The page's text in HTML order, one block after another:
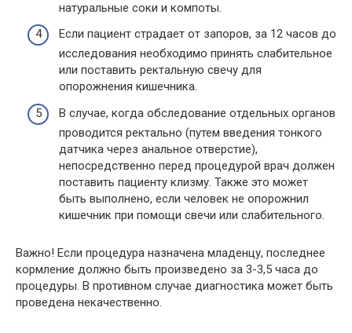
натуральные соки и компоты.
Если пациент страдает от запоров, за 12 часов до
исследования необходимо принять слабительное
или поставить ректальную свечу для
опорожнения кишечника.
В случае, когда обследование отдельных органов
проводится ректально (путем введения тонкого
датчика через анальное отверстие),
непосредственно перед процедурой врач должен
поставить пациенту клизму. Также это может
быть выполнено, если человек не опорожнил
кишечник при помощи свечи или слабительного.
Важно! Если процедура назначена младенцу, последнее
кормление должно быть произведено за 3-3,5 часа до
процедуры. В противном случае диагностика может быть
проведена некачественно.